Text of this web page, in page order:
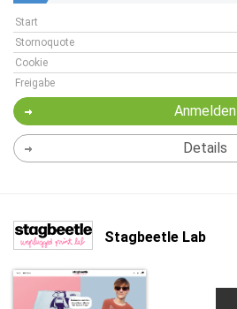
Start
Stornoquote
Cookie
Freigabe
Anmelden
Details
Stagbeetle Lab